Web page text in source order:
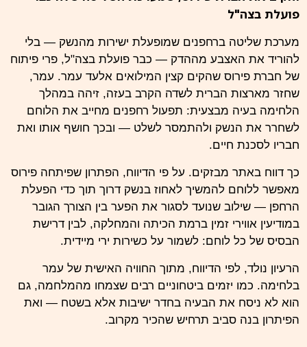
פועלת בצה"ל
מערכת שליטה ברחפנים שמופעלת ישירות מהנשק — בלי
להוריד את האצבע מההדק — כבר פועלת בצה"ל, פרי פיתוח
של חברת פירוס שהקים קצין המילואים אלעד עמר. עמר,
שחזר מארצות הברית לשדה הקרב בעזה, זיהה במהלך
הלחימה בעיה מבצעית: תפעול רחפנים מחייב את הלוחם
לשחרר את הנשק ולהתמסר לשלט — ובכך חושף אותו ואת
חבריו לסכנת חיים.
כךדווח באתר מבזקים. על פי הדיווח, הפתרון שפיתחה פירוס
מאפשר ללוחם להמשיך לאחוז בנשק דרוך תוך כדי הפעלת
הרחפן — שילוב שנועד לסגור את הפער בין הצורך הגובר
במודיעין אווירי זמין ברמת הכיתה והמחלקה, לבין דרישת
הבסיס של כל לוחם: לשמור על כשירות ירי מיידית.
הרעיון נולד, לפי הדיווח, מתוך החוויה האישית של עמר
בלחימה. כמו יזמים ביטחוניים רבים שצמחו מהמלחמה, גם
הוא לא ניסח את הבעיה בחדר ישיבות אלא בשטח — ואת
הפיתרון בנה סביב תרחיש שהכיר מקרוב.